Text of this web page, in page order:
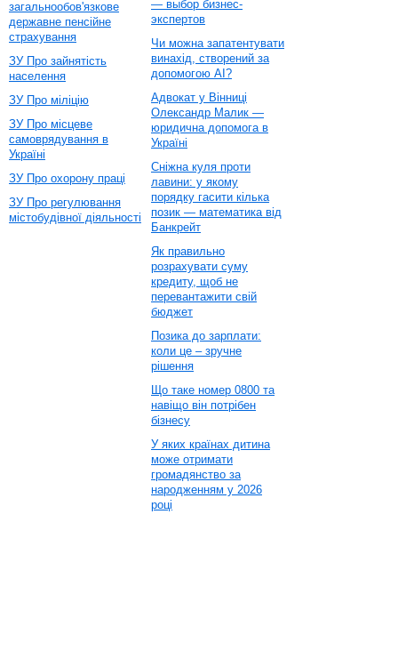
загальнообов'язкове
державне пенсійне
страхування
ЗУ Про зайнятість
населення
ЗУ Про міліцію
ЗУ Про місцеве
самоврядування в
Україні
ЗУ Про охорону праці
ЗУ Про регулювання
містобудівної діяльності
— выбор бизнес-
экспертов
Чи можна запатентувати
винахід, створений за
допомогою AI?
Адвокат у Вінниці
Олександр Малик —
юридична допомога в
Україні
Сніжна куля проти
лавини: у якому
порядку гасити кілька
позик — математика від
Банкрейт
Як правильно
розрахувати суму
кредиту, щоб не
перевантажити свій
бюджет
Позика до зарплати:
коли це – зручне
рішення
Що таке номер 0800 та
навіщо він потрібен
бізнесу
У яких країнах дитина
може отримати
громадянство за
народженням у 2026
році